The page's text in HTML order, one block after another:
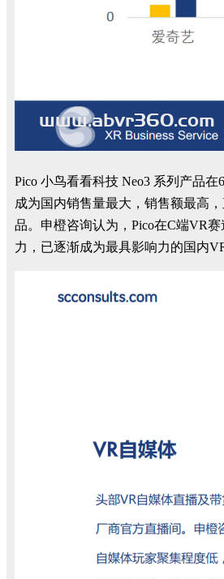
Pico 小鸟看看科技 Neo3 系列产品在
成为国内销售量最大，销售额最高
品。 申橙咨询认为， Pico在C端VR赛
力，已逐渐成为最具影响力的国内